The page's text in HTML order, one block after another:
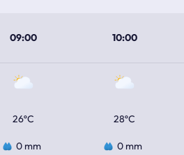
09:00 10:00
26ºC 28ºC
0 mm 0 mm